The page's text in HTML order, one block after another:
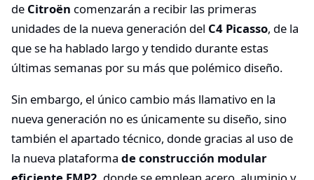
de Citroën comenzarán a recibir las primeras
unidades de la nueva generación del C4 Picasso, de la
que se ha hablado largo y tendido durante estas
últimas semanas por su más que polémico diseño.
Sin embargo, el único cambio más llamativo en la
nueva generación no es únicamente su diseño, sino
también el apartado técnico, donde gracias al uso de
la nueva plataforma de construcción modular